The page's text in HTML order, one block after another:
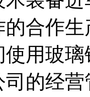
合作
用玻
的经